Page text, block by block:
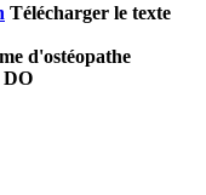
Télécharger le texte
d'ostéopathe
DO